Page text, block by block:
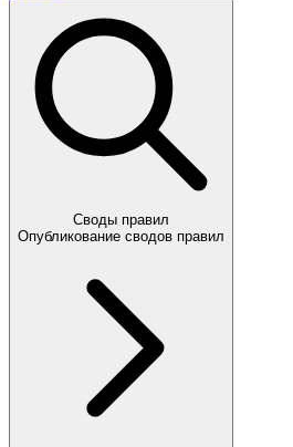
Своды правил
Опубликование сводов правил